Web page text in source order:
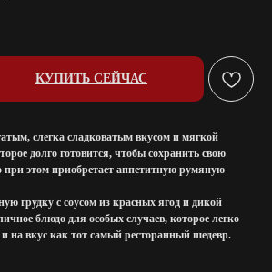
КУПИТЬ СЕЙЧАС
слегка сладковатым вкусом и мягкой
долго готовится, чтобы сохранить свою
при этом приобретает аппетитную румяную
грудку с соусом из красных ягод и дикой
блюдо для особых случаев, которое легко
на вкус как тот самый ресторанный шедевр.